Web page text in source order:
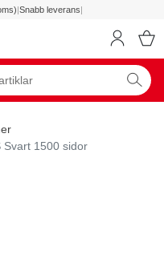
|Snabb leverans|
Svart 1500 sidor